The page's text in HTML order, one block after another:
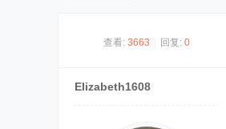
查看: 3663 回复: 0
Elizabeth1608